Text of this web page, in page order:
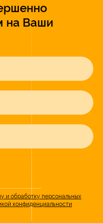
на Ваши
и обработку персональных
конфиденциальности